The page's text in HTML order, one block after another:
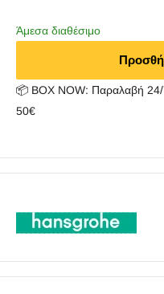
Άμεσα διαθέσιμο
📦 BOX NOW: Παραλαβή
50€